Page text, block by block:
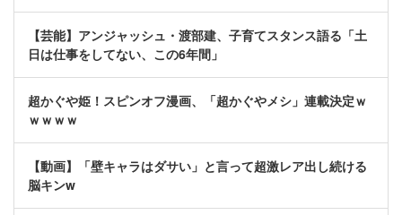
【芸能】アンジャッシュ・渡部建、子育てスタンス語る「土
日は仕事をしてない、この6年間」
超かぐや姫！スピンオフ漫画、「超かぐやメシ」連載決定ｗ
ｗｗｗｗ
【動画】「壁キャラはダサい」と言って超激レア出し続ける
脳キンw